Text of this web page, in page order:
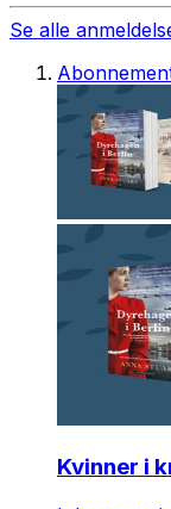
Se alle
Kvinner i